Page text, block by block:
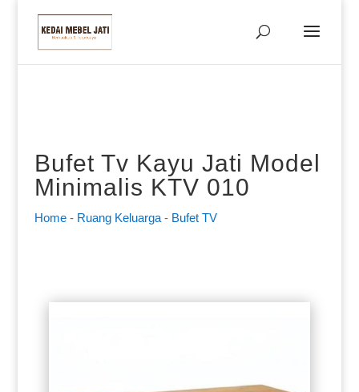
Bufet Tv Kayu Jati Model
Minimalis KTV 010
Home- Ruang Keluarga- Bufet TV